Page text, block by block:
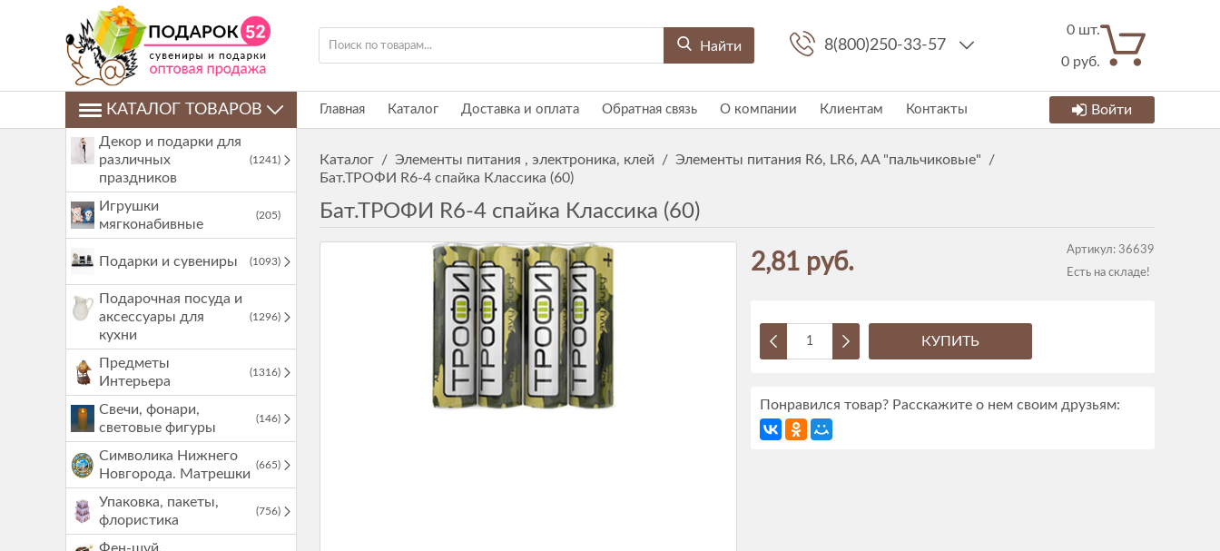
Найти 8(800)250-33-57
0 шт.
0 руб.
КАТАЛОГ ТОВАРОВ
Декор и подарки для
различных
праздников
(1241)
Игрушки
мягконабивные
(205)
Подарки и сувениры (1093)
Подарочная посуда и
аксессуары для
кухни
(1296)
Предметы
Интерьера
(1316)
Свечи, фонари,
световые фигуры
(146)
Символика Нижнего
Новгорода. Матрешки
(665)
Упаковка, пакеты,
флористика
(756)
Главная Каталог Доставка и оплата Обратная связь О компании Клиентам Контакты Войти
Каталог / Элементы питания , электроника, клей / Элементы питания R6, LR6, AA "пальчиковые"
/
Бат.ТРОФИ R6-4 спайка Классика (60)
Бат.ТРОФИ R6-4 спайка Классика (60)
2,81 руб. Артикул: 36639
Есть на складе!
КУПИТЬ
Понравился товар? Расскажите о нем своим друзьям: